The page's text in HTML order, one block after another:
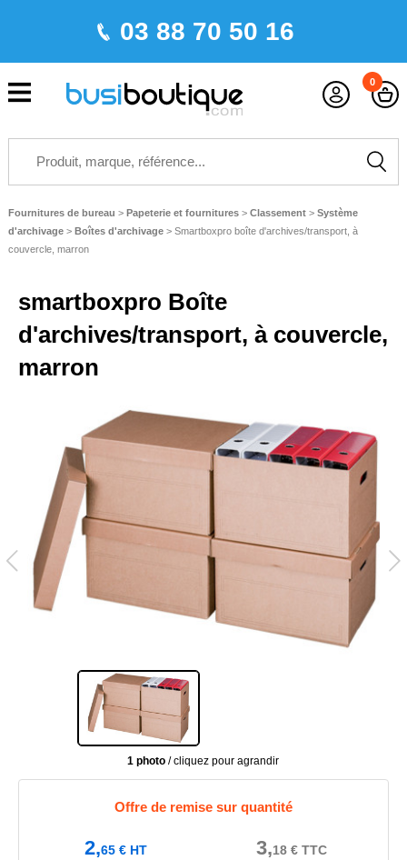
03 88 70 50 16
0
Fournitures de bureau > Papeterie et fournitures > Classement > Système
d'archivage > Boîtes d'archivage> Smartboxpro boîte d'archives/transport, à
couvercle, marron
smartboxpro Boîte
d'archives/transport, à couvercle,
marron
1 photo / cliquez pour agrandir
Offre de remise sur quantité
2,65€HT 3,18€TTC